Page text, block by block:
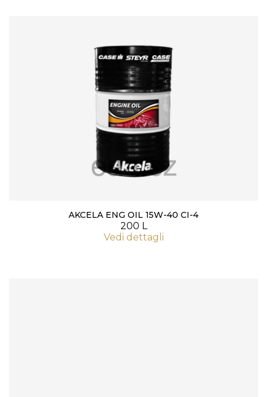
AKCELA ENG OIL 15W-40 CI-4
200 L
Vedi dettagli